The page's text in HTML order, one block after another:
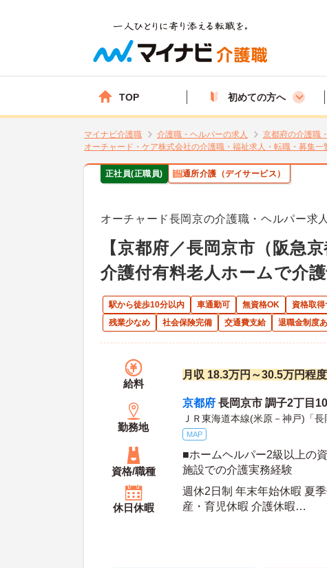
TOP 初めての方へ
マイナビ介護職 介護職・ヘルパーの求人 京都府の介護職
オーチャード・ケア株式会社の介護職・福祉求人・転職・募集一
正社員(正職員) 通所介護（デイサービス）
オーチャード長岡京の介護職・ヘルパー求人
【京都府／長岡京市（阪急
介護付有料老人ホームで介
駅から徒歩10分以内 車通勤可 無資格OK 資格取得
残業少なめ
社会保険完備 交通費支給 退職金制度
給料
月収 18.3万円～30.5万円程
勤務地
京都府 長岡京市 調子2丁目
ＪＲ東海道本線(米原－神戸)「
MAP
資格/職種
■ホームヘルパー2級以上の
施設での介護実務経験
休日休暇
週休2日制 年末年始休暇 夏
産・育児休暇 介護休暇